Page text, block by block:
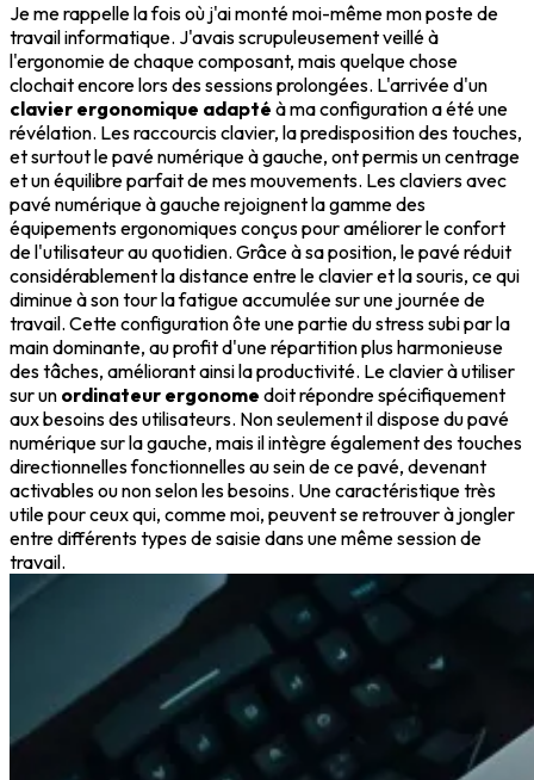
Je me rappelle la fois où j'ai monté moi-même mon poste de
travail informatique. J'avais scrupuleusement veillé à
l'ergonomie de chaque composant, mais quelque chose
clochait encore lors des sessions prolongées. L'arrivée d'un
clavier ergonomique adapté à ma configuration a été une
révélation. Les raccourcis clavier, la predisposition des touches,
et surtout le pavé numérique à gauche, ont permis un centrage
et un équilibre parfait de mes mouvements. Les claviers avec
pavé numérique à gauche rejoignent la gamme des
équipements ergonomiques conçus pour améliorer le confort
de l'utilisateur au quotidien. Grâce à sa position, le pavé réduit
considérablement la distance entre le clavier et la souris, ce qui
diminue à son tour la fatigue accumulée sur une journée de
travail. Cette configuration ôte une partie du stress subi par la
main dominante, au profit d'une répartition plus harmonieuse
des tâches, améliorant ainsi la productivité. Le clavier à utiliser
sur un ordinateur ergonome doit répondre spécifiquement
aux besoins des utilisateurs. Non seulement il dispose du pavé
numérique sur la gauche, mais il intègre également des touches
directionnelles fonctionnelles au sein de ce pavé, devenant
activables ou non selon les besoins. Une caractéristique très
utile pour ceux qui, comme moi, peuvent se retrouver à jongler
entre différents types de saisie dans une même session de
travail.